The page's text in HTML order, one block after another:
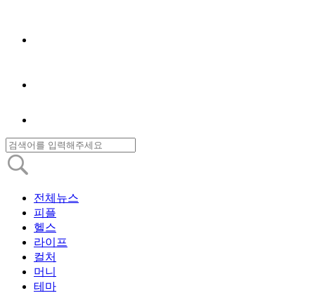
전체뉴스
피플
헬스
라이프
컬처
머니
테마